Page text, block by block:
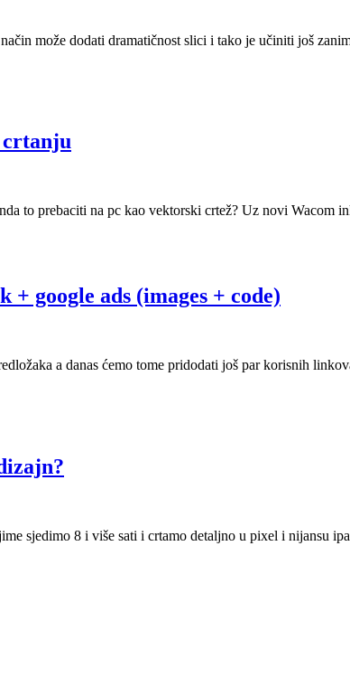
može dodati dramatičnost slici i tako je učiniti još
crtanju
to prebaciti na pc kao vektorski crtež? Uz novi Wacom
+ google ads (images + code)
a danas ćemo tome pridodati još par korisnih
sjedimo 8 i više sati i crtamo detaljno u pixel i nijansu